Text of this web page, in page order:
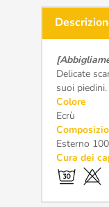
Delicate
suoi piedini.
Colore
Ecrù
Esterno
Cura dei